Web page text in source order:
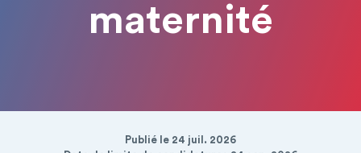
maternité
Publié le 24 juil. 2026